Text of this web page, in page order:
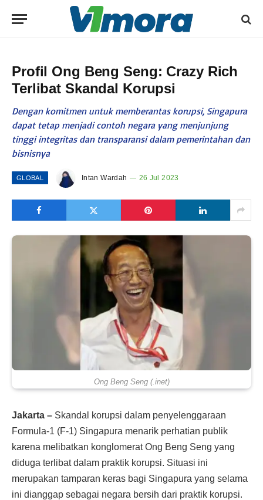
Profil Ong Beng Seng: Crazy Rich
Terlibat Skandal Korupsi
Dengan komitmen untuk memberantas korupsi, Singapura
dapat tetap menjadi contoh negara yang menjunjung
tinggi integritas dan transparansi dalam pemerintahan dan
bisnisnya
GLOBAL Intan Wardah 26 Jul 2023
Ong Beng Seng (.inet)
Jakarta – Skandal korupsi dalam penyelenggaraan
Formula-1 (F-1) Singapura menarik perhatian publik
karena melibatkan konglomerat Ong Beng Seng yang
diduga terlibat dalam praktik korupsi. Situasi ini
merupakan tamparan keras bagi Singapura yang selama
ini dianggap sebagai negara bersih dari praktik korupsi.